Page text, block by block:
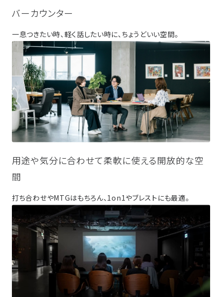
バーカウンター
一息つきたい時、軽く話したい時に、ちょうどいい空間。
用途や気分に合わせて柔軟に使える開放的な空
間
打ち合わせやMTGはもちろん、1on1やブレストにも最適。